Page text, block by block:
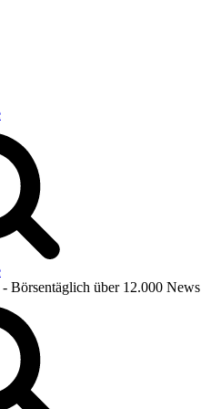
- Börsentäglich über 12.000 News